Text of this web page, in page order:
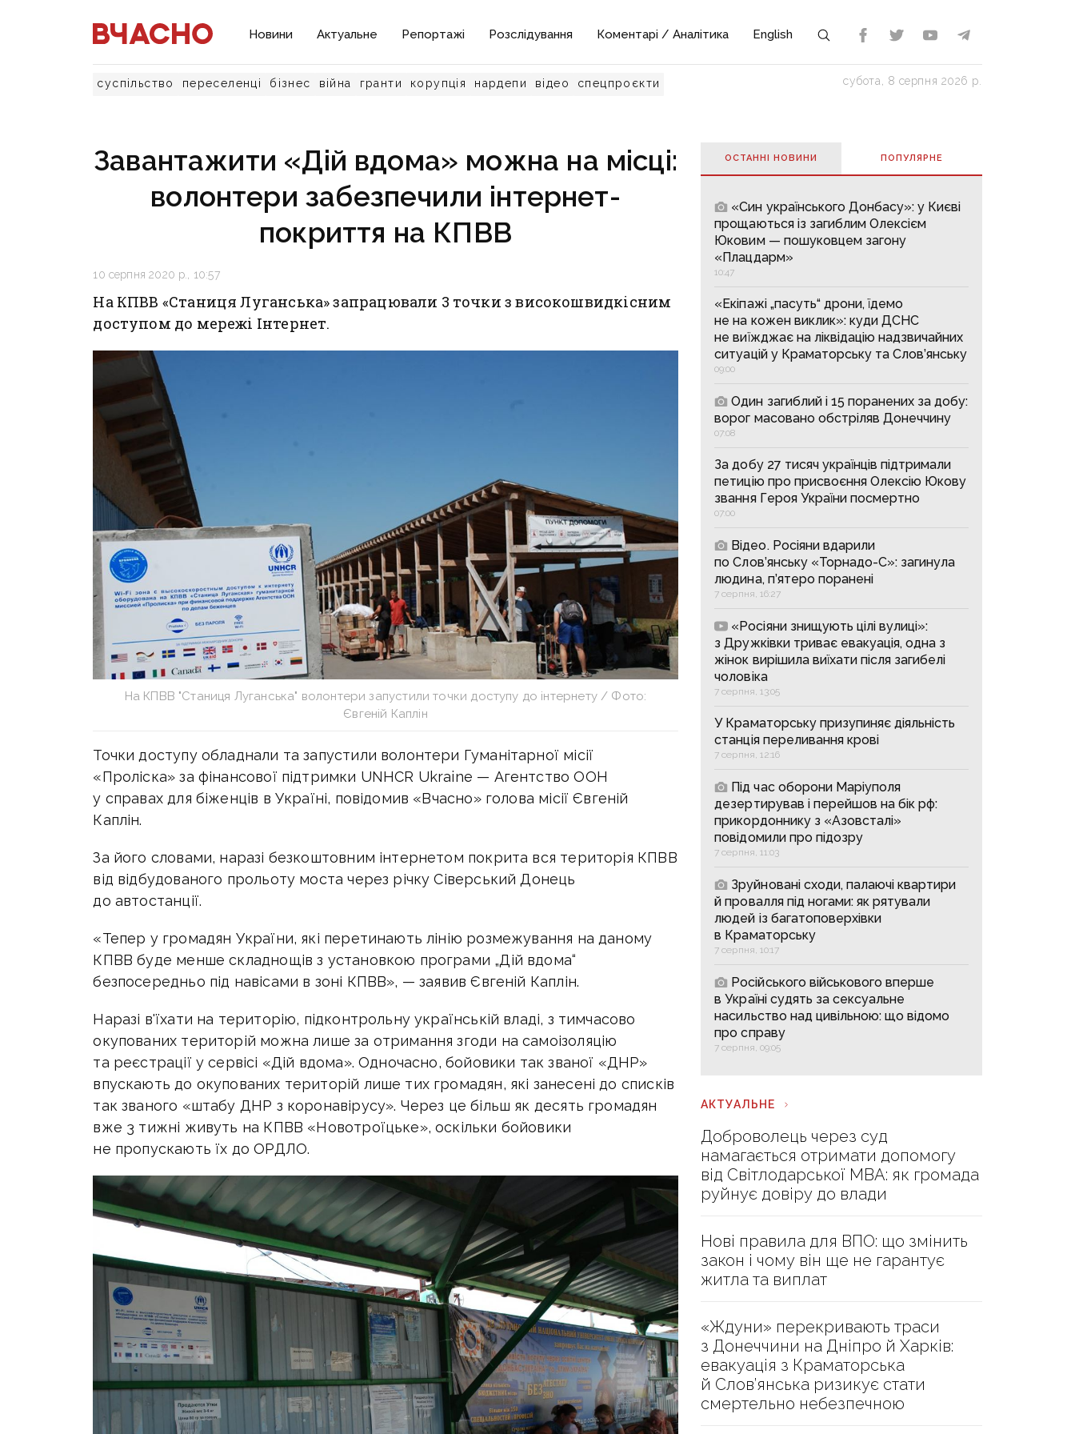
Новини Актуальне Репортажі Розслідування Коментарі / Аналітика English
суспільство переселенці бізнес війна гранти корупція нардепи відео спецпроєкти субота, 8 серпня 2026 р.
Завантажити «Дій вдома» можна на місці:
волонтери забезпечили інтернет-
покриття на КПВВ
10 серпня 2020 р., 10:57
На КПВВ «Станиця Луганська» запрацювали 3 точки з високошвидкісним
доступом до мережі Інтернет.
На КПВВ "Станиця Луганська" волонтери запустили точки доступу до інтернету / Фото:
Євгеній Каплін
Точки доступу обладнали та запустили волонтери Гуманітарної місії
«Проліска» за фінансової підтримки UNHCR Ukraine — Агентство ООН
у справах для біженців в Україні, повідомив «Вчасно» голова місії Євгеній
Каплін.
За його словами, наразі безкоштовним інтернетом покрита вся територія КПВВ
від відбудованого прольоту моста через річку Сіверський Донець
до автостанції.
«Тепер у громадян України, які перетинають лінію розмежування на даному
КПВВ буде менше складнощів з установкою програми „Дій вдома“
безпосередньо під навісами в зоні КПВВ», — заявив Євгеній Каплін.
Наразі в'їхати на територію, підконтрольну українській владі, з тимчасово
окупованих територій можна лише за отримання згоди на самоізоляцію
та реєстрації у сервісі «Дій вдома». Одночасно, бойовики так званої «ДНР»
впускають до окупованих територій лише тих громадян, які занесені до списків
так званого «штабу ДНР з коронавірусу». Через це більш як десять громадян
вже 3 тижні живуть на КПВВ «Новотроїцьке», оскільки бойовики
не пропускають їх до ОРДЛО.
ОСТАННІ НОВИНИ ПОПУЛЯРНE
«Син українського Донбасу»: у Києві
прощаються із загиблим Олексієм
Юковим — пошуковцем загону
«Плацдарм»
10:47
«Екіпажі „пасуть“ дрони, їдемо
не на кожен виклик»: куди ДСНС
не виїжджає на ліквідацію надзвичайних
ситуацій у Краматорську та Слов’янську
09:00
Один загиблий і 15 поранених за добу:
ворог масовано обстріляв Донеччину
07:08
За добу 27 тисяч українців підтримали
петицію про присвоєння Олексію Юкову
звання Героя України посмертно
07:00
Відео. Росіяни вдарили
по Слов’янську «Торнадо-С»: загинула
людина, п’ятеро поранені
7 серпня, 16:27
«Росіяни знищують цілі вулиці»:
з Дружківки триває евакуація, одна з
жінок вирішила виїхати після загибелі
чоловіка
7 серпня, 13:05
У Краматорську призупиняє діяльність
станція переливання крові
7 серпня, 12:16
Під час оборони Маріуполя
дезертирував і перейшов на бік рф:
прикордоннику з «Азовсталі»
повідомили про підозру
7 серпня, 11:03
Зруйновані сходи, палаючі квартири
й провалля під ногами: як рятували
людей із багатоповерхівки
в Краматорську
7 серпня, 10:17
Російського військового вперше
в Україні судять за сексуальне
насильство над цивільною: що відомо
про справу
7 серпня, 09:05
АКТУАЛЬНЕ
Доброволець через суд
намагається отримати допомогу
від Світлодарської МВА: як громада
руйнує довіру до влади
Нові правила для ВПО: що змінить
закон і чому він ще не гарантує
житла та виплат
«Ждуни» перекривають траси
з Донеччини на Дніпро й Харків:
евакуація з Краматорська
й Слов’янська ризикує стати
смертельно небезпечною